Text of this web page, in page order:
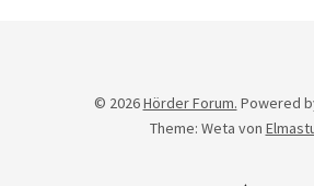
© 2026Hörder Forum. Powered
Theme: Weta von